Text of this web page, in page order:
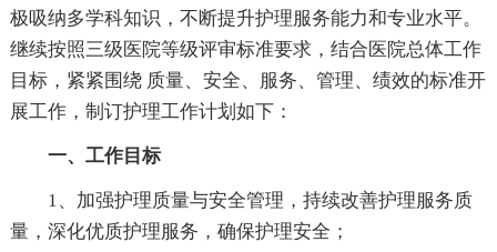
极吸纳多学科知识，不断提升护理服务能力和专业水平。
继续按照三级医院等级评审标准要求，结合医院总体工作
目标，紧紧围绕 质量、安全、服务、管理、绩效的标准开
展工作，制订护理工作计划如下：
一、工作目标
1、加强护理质量与安全管理，持续改善护理服务质
量，深化优质护理服务，确保护理安全；